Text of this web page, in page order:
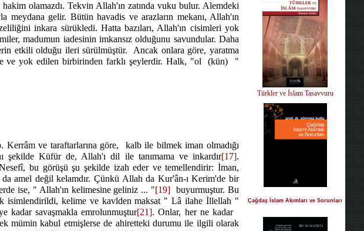
olamazdı. Tekvin Allah'ın zatında vuku bulur. Alemdeki
meydana gelir. Bütün havadis ve arazların mekanı, Allah'ın
inkara sürükledi. Hatta bazıları, Allah'ın cisimleri yok
madumun iadesinin imkansız olduğunu savundular. Daha
etkili olduğu ileri sürülmüştür.
Ancak onlara göre, yaratma
ve yok edilen birbirinden farklı şeylerdir. Halk, "ol
(kün)
"
Kerrâm ve taraftarlarına göre,
kalb ile bilmek iman olmadığı
şekilde Küfür de, Allah'ı dil ile tanımama ve inkardır[17].
bu görüşü şu şekilde izah eder ve temellendirir: İman,
da amel değil kelamdır. Çünkü Allah da Kur'ân-ı Kerim'de bir
ise, " Allah'ın kelimesine geliniz ... "[19] buyurmuştur. Bu
isimlendirildi, kelime ve kavlden maksat " Lâ ilahe İllellah "
kadar savaşmakla emrolunmuştur[21]. Onlar, her ne kadar
mümin kabul etmişlerse de ahiretteki durumu ile ilgili olarak
Türkler ve İslam Tasavvuru
Çağdaş İslam Akımları ve Sorunları